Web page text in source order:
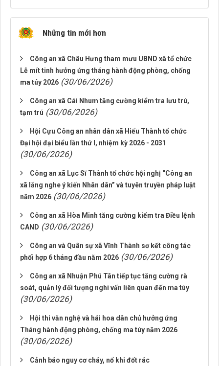
Những tin mới hơn
Công an xã Châu Hưng tham mưu UBND xã tổ chức
Lễ mít tinh hưởng ứng tháng hành động phòng, chống
ma túy 2026 (30/06/2026)
Công an xã Cái Nhum tăng cường kiểm tra lưu trú,
tạm trú (30/06/2026)
Hội Cựu Công an nhân dân xã Hiếu Thành tổ chức
Đại hội đại biểu lần thứ I, nhiệm kỳ 2026 - 2031
(30/06/2026)
Công an xã Lục Sĩ Thành tổ chức hội nghị “Công an
xã lắng nghe ý kiến Nhân dân” và tuyên truyền pháp luật
năm 2026 (30/06/2026)
Công an xã Hòa Minh tăng cường kiểm tra Điều lệnh
CAND (30/06/2026)
Công an và Quân sự xã Vĩnh Thành sơ kết công tác
phối hợp 6 tháng đầu năm 2026 (30/06/2026)
Công an xã Nhuận Phú Tân tiếp tục tăng cường rà
soát, quản lý đối tượng nghi vấn liên quan đến ma túy
(30/06/2026)
Hội thi văn nghệ và hái hoa dân chủ hưởng ứng
Tháng hành động phòng, chống ma túy năm 2026
(30/06/2026)
Cảnh báo nguy cơ cháy, nổ khi đốt rác